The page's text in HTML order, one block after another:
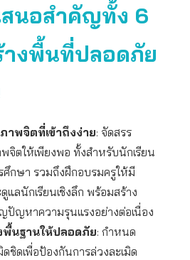
สนอสำคัญทั้ง 6
างพื้นที่ปลอดภัย
าพจิตที่เข้าถึงง่าย: จัดสรร
จิตให้เพียงพอ ทั้งสำหรับนักเรียน
ศึกษา รวมถึงฝึกอบรมครูให้มี
ลนักเรียนเชิงลึก พร้อมสร้าง
ปัญหาความรุนแรงอย่างต่อเนื่อง
พื้นฐานให้ปลอดภัย: กำหนด
ชิดเพื่อป้องกันการล่วงละเมิด